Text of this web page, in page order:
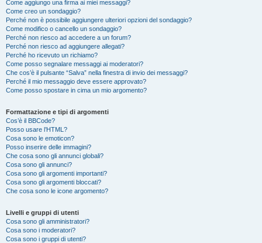
Come aggiungo una firma ai miei messaggi?
Come creo un sondaggio?
Perché non è possibile aggiungere ulteriori opzioni del sondaggio?
Come modifico o cancello un sondaggio?
Perché non riesco ad accedere a un forum?
Perché non riesco ad aggiungere allegati?
Perché ho ricevuto un richiamo?
Come posso segnalare messaggi ai moderatori?
Che cos’è il pulsante “Salva” nella finestra di invio dei messaggi?
Perché il mio messaggio deve essere approvato?
Come posso spostare in cima un mio argomento?
Formattazione e tipi di argomenti
Cos’è il BBCode?
Posso usare l’HTML?
Cosa sono le emoticon?
Posso inserire delle immagini?
Che cosa sono gli annunci globali?
Cosa sono gli annunci?
Cosa sono gli argomenti importanti?
Cosa sono gli argomenti bloccati?
Che cosa sono le icone argomento?
Livelli e gruppi di utenti
Cosa sono gli amministratori?
Cosa sono i moderatori?
Cosa sono i gruppi di utenti?